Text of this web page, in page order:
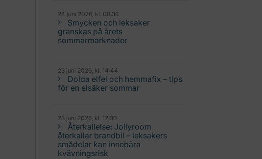
24 juni 2026, kl. 08:36
Smycken och leksaker
granskas på årets
sommarmarknader
23 juni 2026, kl. 14:44
Dolda elfel och hemmafix – tips
för en elsäker sommar
23 juni 2026, kl. 12:30
Återkallelse: Jollyroom
återkallar brandbil – leksakers
smådelar kan innebära
kvävningsrisk